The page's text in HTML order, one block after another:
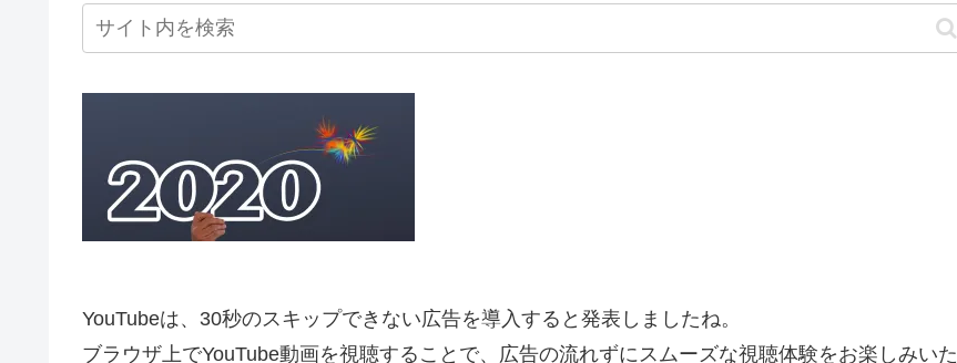
YouTubeは、30秒のスキップできない広告を導入すると発表しましたね。
ブラウザ上でYouTube動画を視聴することで、広告の流れずにスムーズな視聴体験をお楽しみいた